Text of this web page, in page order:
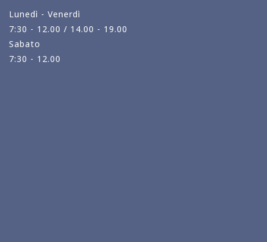
Lunedì - Venerdì
7:30 - 12.00 / 14.00 - 19.00
Sabato
7:30 - 12.00